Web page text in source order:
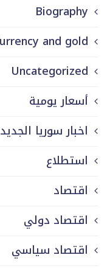
Biography
and gold
Uncategorized
أسعار يومية
اخبار سوريا
استطلاع
اقتصاد
اقتصاد دولي
اقتصاد سياسي